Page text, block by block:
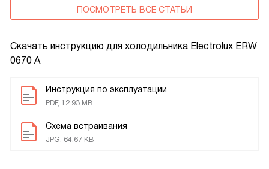
Скачать инструкцию для холодильника Electrolux ERW
0670 A
Инструкция по эксплуатации
PDF, 12.93 MB
Схема встраивания
JPG, 64.67 KB
ПОСМОТРЕТЬ ВСЕ СТАТЬИ